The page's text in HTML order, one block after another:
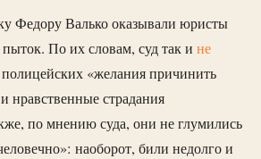
Федору Валько оказывали юристы
По их словам, суд так и не
полицейских «желания причинить
нравственные страдания
по мнению суда, они не глумились
наоборот, били недолго и